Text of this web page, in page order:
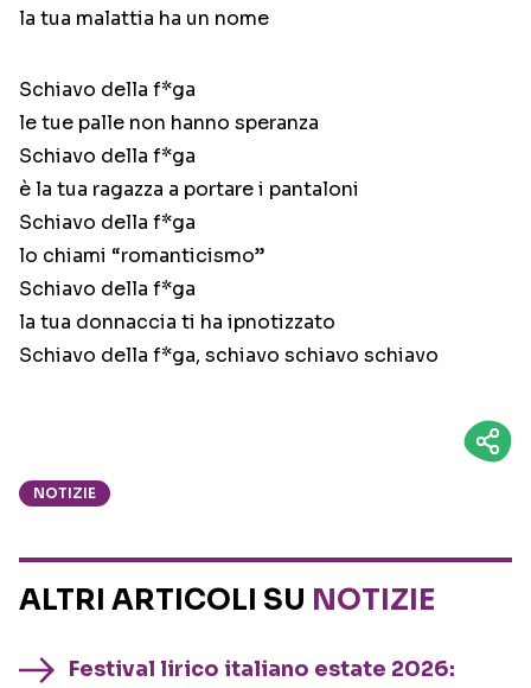
la tua malattia ha un nome
Schiavo della f*ga
le tue palle non hanno speranza
Schiavo della f*ga
è la tua ragazza a portare i pantaloni
Schiavo della f*ga
lo chiami “romanticismo”
Schiavo della f*ga
la tua donnaccia ti ha ipnotizzato
Schiavo della f*ga, schiavo schiavo schiavo
NOTIZIE
ALTRI ARTICOLI SU NOTIZIE
Festival lirico italiano estate 2026: